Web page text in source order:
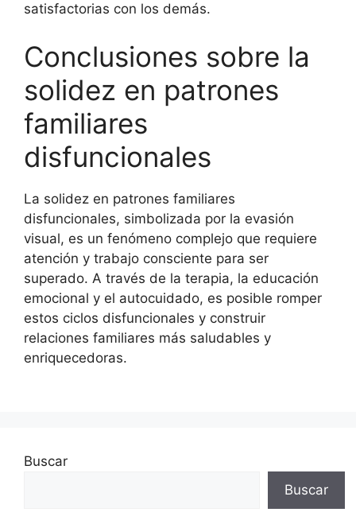
satisfactorias con los demás.
Conclusiones sobre la
solidez en patrones
familiares
disfuncionales
La solidez en patrones familiares
disfuncionales, simbolizada por la evasión
visual, es un fenómeno complejo que requiere
atención y trabajo consciente para ser
superado. A través de la terapia, la educación
emocional y el autocuidado, es posible romper
estos ciclos disfuncionales y construir
relaciones familiares más saludables y
enriquecedoras.
Buscar
Buscar